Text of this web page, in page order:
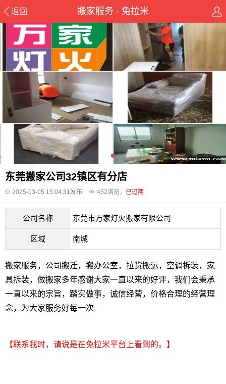
返回 搬家服务 - 兔拉米
东莞搬家公司32镇区有分店
2025-03-05 15:04:31发布 452浏览， 已过期
公司名称 东莞市万家灯火搬家有限公司
区域 南城
搬家服务，公司搬迁，搬办公室，拉货搬运，空调拆装，‌‌家
具拆装，做搬家多年感谢大家一直以来的好评，我们会秉承
一直以来的宗旨，踏实做事，诚信经营，价格合理的经营理
念，为大家服务好每一次
【联系我时，请说是在兔拉米平台上看到的。】